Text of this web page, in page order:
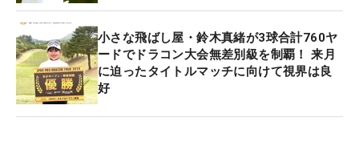
小さな飛ばし屋・鈴木真緒が3球合計760ヤ
ードでドラコン大会無差別級を制覇！ 来月
に迫ったタイトルマッチに向けて視界は良
好